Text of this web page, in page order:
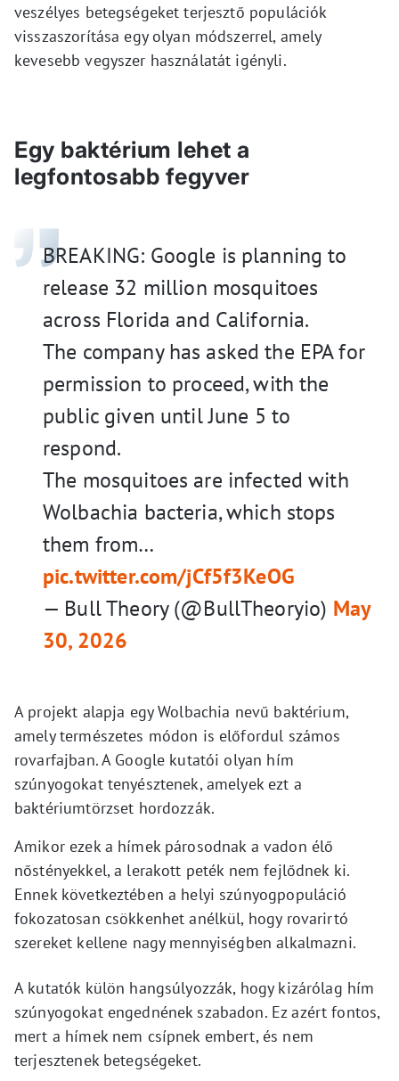
veszélyes betegségeket terjesztő populációk
visszaszorítása egy olyan módszerrel, amely
kevesebb vegyszer használatát igényli.
Egy baktérium lehet a
legfontosabb fegyver
BREAKING: Google is planning to
release 32 million mosquitoes
across Florida and California.
The company has asked the EPA for
permission to proceed, with the
public given until June 5 to
respond.
The mosquitoes are infected with
Wolbachia bacteria, which stops
them from…
pic.twitter.com/jCf5f3KeOG
— Bull Theory (@BullTheoryio) May
30, 2026
A projekt alapja egy Wolbachia nevű baktérium,
amely természetes módon is előfordul számos
rovarfajban. A Google kutatói olyan hím
szúnyogokat tenyésztenek, amelyek ezt a
baktériumtörzset hordozzák.
Amikor ezek a hímek párosodnak a vadon élő
nőstényekkel, a lerakott peték nem fejlődnek ki.
Ennek következtében a helyi szúnyogpopuláció
fokozatosan csökkenhet anélkül, hogy rovarirtó
szereket kellene nagy mennyiségben alkalmazni.
A kutatók külön hangsúlyozzák, hogy kizárólag hím
szúnyogokat engednének szabadon. Ez azért fontos,
mert a hímek nem csípnek embert, és nem
terjesztenek betegségeket.